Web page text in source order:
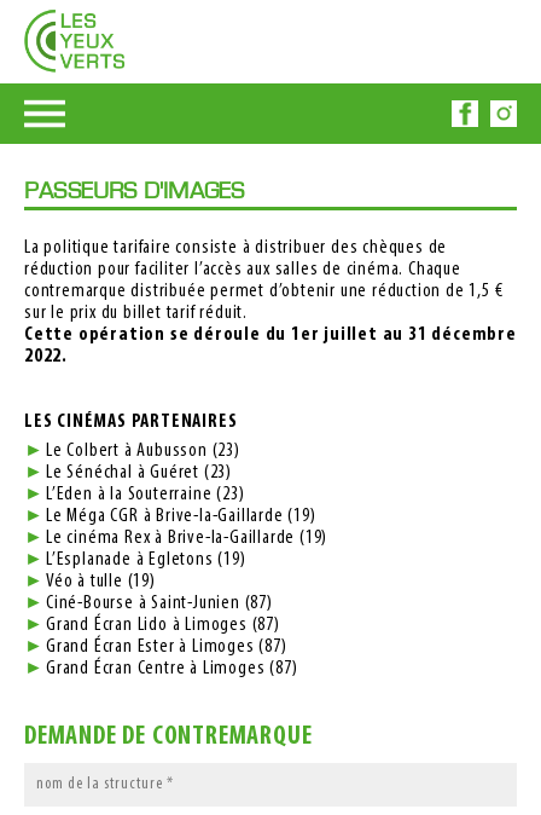
PASSEURS D'IMAGES
La politique tarifaire consiste à distribuer des chèques de
réduction pour faciliter l’accès aux salles de cinéma. Chaque
contremarque distribuée permet d’obtenir une réduction de 1,5 €
sur le prix du billet tarif réduit.
Cette opération se déroule du 1er juillet au 31 décembre
2022.
LES CINÉMAS PARTENAIRES
Le Colbert à Aubusson (23)
Le Sénéchal à Guéret (23)
L’Eden à la Souterraine (23)
Le Méga CGR à Brive-la-Gaillarde (19)
Le cinéma Rex à Brive-la-Gaillarde (19)
L’Esplanade à Egletons (19)
Véo à tulle (19)
Ciné-Bourse à Saint-Junien (87)
Grand Écran Lido à Limoges (87)
Grand Écran Ester à Limoges (87)
Grand Écran Centre à Limoges (87)
DEMANDE DE CONTREMARQUE